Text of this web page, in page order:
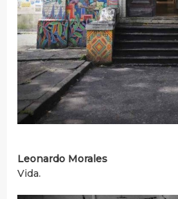
Leonardo Morales
Vida.